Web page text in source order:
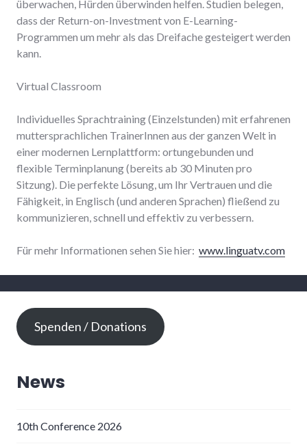
überwachen, Hürden überwinden helfen. Studien belegen,
dass der Return-on-Investment von E-Learning-
Programmen um mehr als das Dreifache gesteigert werden
kann.
Virtual Classroom
Individuelles Sprachtraining (Einzelstunden) mit erfahrenen
muttersprachlichen TrainerInnen aus der ganzen Welt in
einer modernen Lernplattform: ortungebunden und
flexible Terminplanung (bereits ab 30 Minuten pro
Sitzung). Die perfekte Lösung, um Ihr Vertrauen und die
Fähigkeit, in Englisch (und anderen Sprachen) fließend zu
kommunizieren, schnell und effektiv zu verbessern.
Für mehr Informationen sehen Sie hier: www.linguatv.com
Spenden / Donations
News
10th Conference 2026